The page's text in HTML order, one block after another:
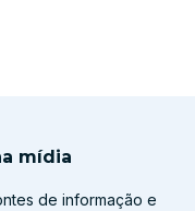
mídia
de informação e